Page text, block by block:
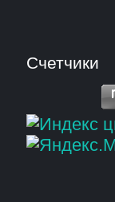
Счетчики